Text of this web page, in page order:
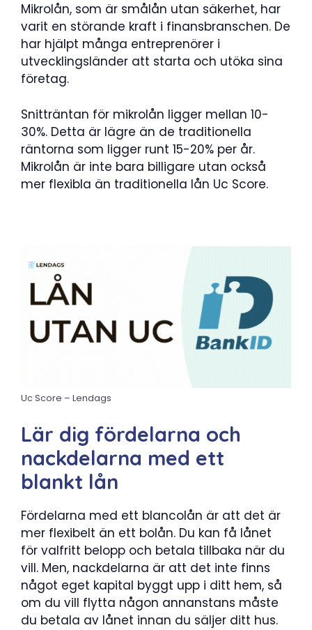
Mikrolån, som är smålån utan säkerhet, har
varit en störande kraft i finansbranschen. De
har hjälpt många entreprenörer i
utvecklingsländer att starta och utöka sina
företag.
Snitträntan för mikrolån ligger mellan 10-
30%. Detta är lägre än de traditionella
räntorna som ligger runt 15-20% per år.
Mikrolån är inte bara billigare utan också
mer flexibla än traditionella lån Uc Score.
Uc Score – Lendags
Lär dig fördelarna och
nackdelarna med ett
blankt lån
Fördelarna med ett blancolån är att det är
mer flexibelt än ett bolån. Du kan få lånet
för valfritt belopp och betala tillbaka när du
vill. Men, nackdelarna är att det inte finns
något eget kapital byggt upp i ditt hem, så
om du vill flytta någon annanstans måste
du betala av lånet innan du säljer ditt hus.